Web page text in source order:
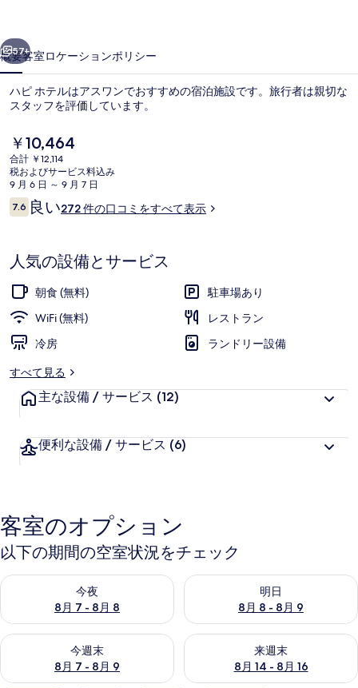
真
ギ
ャ
リ
ー
57+
概要客室ロケーションポリシー
ハピ ホテルはアスワンでおすすめの宿泊施設です。旅行者は親切な
スタッフを評価しています。
現
在
の
料
金
は
す
￥10,464
合計 ￥12,114
税およびサービス料込み
9 月 6 日 ～ 9 月 7 日
口
コ
7.610段階中7.6
良い272 件の口コミをすべて表示
人気の設備とサービス
朝食 (無料)
駐車場あり
WiFi (無料)
レストラン
冷房
ランドリー設備
すべて見る
主な設備 / サービス (12)
便利な設備 / サービス (6)
客室のオプション
以下の期間の空室状況をチェック
今夜
8月 7 - 8月 8
今夜 8月 7 - 8月 8 の空室状況をチェック
明日
8月 8 - 8月 9
明日 8月 8 - 8月 9 の空室状況
今週末
8月 7 - 8月 9
今週末 8月 7 - 8月 9 の空室状況をチェック
来週末
8月 14 - 8月 16
来週末 8月 14 - 8月 16 の空室